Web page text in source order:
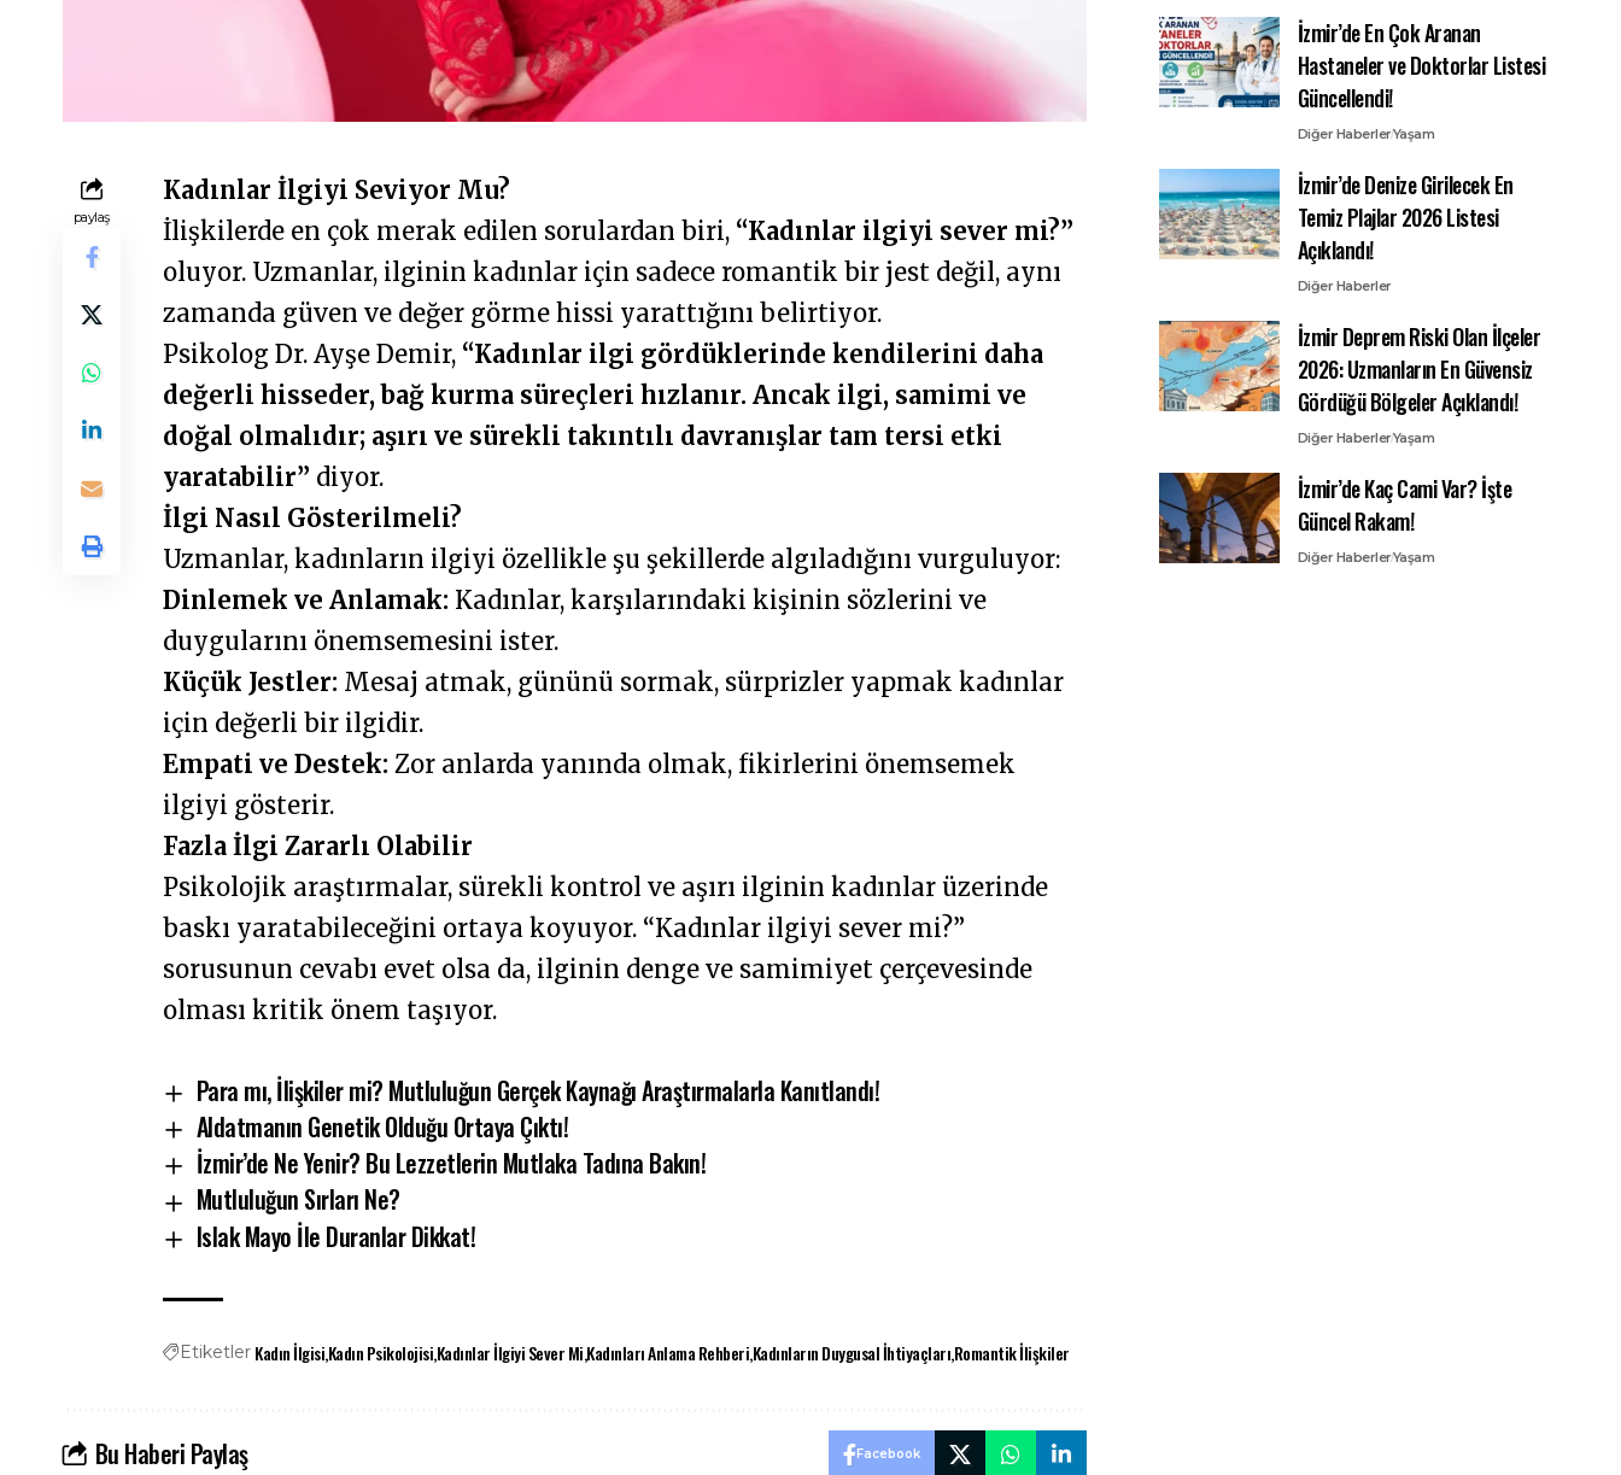
paylaş
Kadınlar İlgiyi Seviyor Mu?
İlişkilerde en çok merak edilen sorulardan biri, “Kadınlar ilgiyi sever mi?”
oluyor. Uzmanlar, ilginin kadınlar için sadece romantik bir jest değil, aynı
zamanda güven ve değer görme hissi yarattığını belirtiyor.
Psikolog Dr. Ayşe Demir, “Kadınlar ilgi gördüklerinde kendilerini daha
değerli hisseder, bağ kurma süreçleri hızlanır. Ancak ilgi, samimi ve
doğal olmalıdır; aşırı ve sürekli takıntılı davranışlar tam tersi etki
yaratabilir” diyor.
İlgi Nasıl Gösterilmeli?
Uzmanlar, kadınların ilgiyi özellikle şu şekillerde algıladığını vurguluyor:
Dinlemek ve Anlamak: Kadınlar, karşılarındaki kişinin sözlerini ve
duygularını önemsemesini ister.
Küçük Jestler: Mesaj atmak, gününü sormak, sürprizler yapmak kadınlar
için değerli bir ilgidir.
Empati ve Destek: Zor anlarda yanında olmak, fikirlerini önemsemek
ilgiyi gösterir.
Fazla İlgi Zararlı Olabilir
Psikolojik araştırmalar, sürekli kontrol ve aşırı ilginin kadınlar üzerinde
baskı yaratabileceğini ortaya koyuyor. “Kadınlar ilgiyi sever mi?”
sorusunun cevabı evet olsa da, ilginin denge ve samimiyet çerçevesinde
olması kritik önem taşıyor.
Para mı, İlişkiler mi? Mutluluğun Gerçek Kaynağı Araştırmalarla Kanıtlandı!
Aldatmanın Genetik Olduğu Ortaya Çıktı!
İzmir’de Ne Yenir? Bu Lezzetlerin Mutlaka Tadına Bakın!
Mutluluğun Sırları Ne?
Islak Mayo İle Duranlar Dikkat!
Etiketler Kadın İlgisiKadın PsikolojisiKadınlar İlgiyi Sever MiKadınları Anlama RehberiKadınların Duygusal İhtiyaçlarıRomantik İlişkiler
Bu Haberi Paylaş Facebook
İzmir’de En Çok Aranan
Hastaneler ve Doktorlar Listesi
Güncellendi!
Diğer HaberlerYaşam
İzmir’de Denize Girilecek En
Temiz Plajlar 2026 Listesi
Açıklandı!
Diğer Haberler
İzmir Deprem Riski Olan İlçeler
2026: Uzmanların En Güvensiz
Gördüğü Bölgeler Açıklandı!
Diğer HaberlerYaşam
İzmir’de Kaç Cami Var? İşte
Güncel Rakam!
Diğer HaberlerYaşam